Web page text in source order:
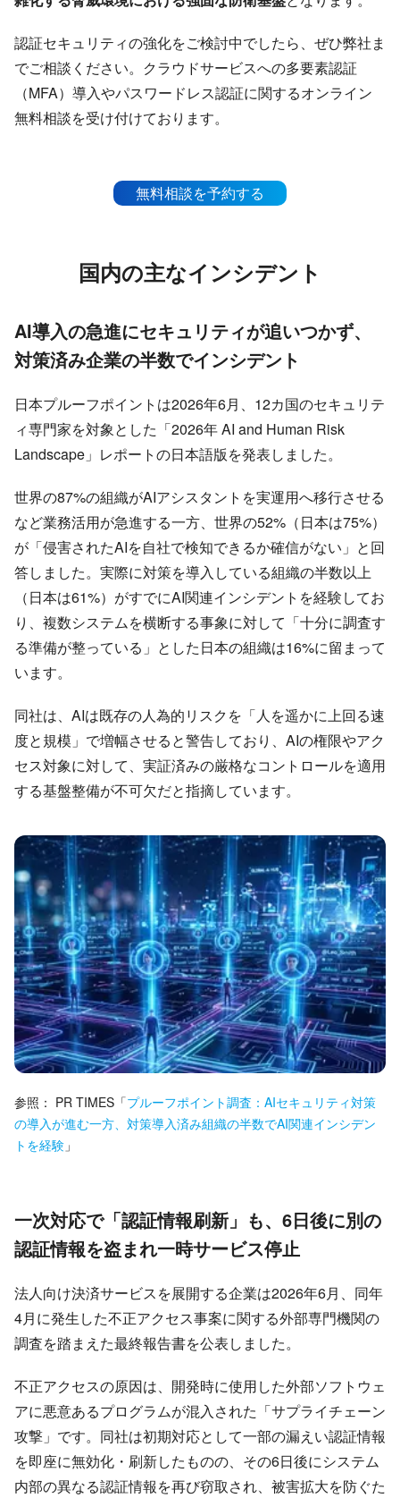
認証セキュリティの強化をご検討中でしたら、ぜひ弊社ま
でご相談ください。クラウドサービスへの多要素認証
（MFA）導入やパスワードレス認証に関するオンライン
無料相談を受け付けております。
無料相談を予約する
国内の主なインシデント
AI導入の急進にセキュリティが追いつかず、
対策済み企業の半数でインシデント
日本プルーフポイントは2026年6月、12カ国のセキュリテ
ィ専門家を対象とした「2026年 AI and Human Risk
Landscape」レポートの日本語版を発表しました。
世界の87%の組織がAIアシスタントを実運用へ移行させる
など業務活用が急進する一方、世界の52%（日本は75%）
が「侵害されたAIを自社で検知できるか確信がない」と回
答しました。実際に対策を導入している組織の半数以上
（日本は61%）がすでにAI関連インシデントを経験してお
り、複数システムを横断する事象に対して「十分に調査す
る準備が整っている」とした日本の組織は16%に留まって
います。
同社は、AIは既存の人為的リスクを「人を遥かに上回る速
度と規模」で増幅させると警告しており、AIの権限やアク
セス対象に対して、実証済みの厳格なコントロールを適用
する基盤整備が不可欠だと指摘しています。
参照： PR TIMES 「プルーフポイント調査：AIセキュリティ対策
の導入が進む一方、対策導入済み組織の半数でAI関連インシデン
トを経験 」
一次対応で「認証情報刷新」も、6日後に別の
認証情報を盗まれ一時サービス停止
法人向け決済サービスを展開する企業は2026年6月、同年
4月に発生した不正アクセス事案に関する外部専門機関の
調査を踏まえた最終報告書を公表しました。
不正アクセスの原因は、開発時に使用した外部ソフトウェ
アに悪意あるプログラムが混入された「サプライチェーン
攻撃」です。同社は初期対応として一部の漏えい認証情報
を即座に無効化・刷新したものの、その6日後にシステム
内部の異なる認証情報を再び窃取され、被害拡大を防ぐた